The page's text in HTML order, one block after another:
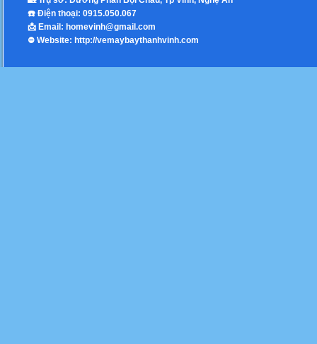
☎️ Điện thoại: 0915.050.067
📩 Email: homevinh@gmail.com
⛔️ Website: http://vemaybaythanhvinh.com